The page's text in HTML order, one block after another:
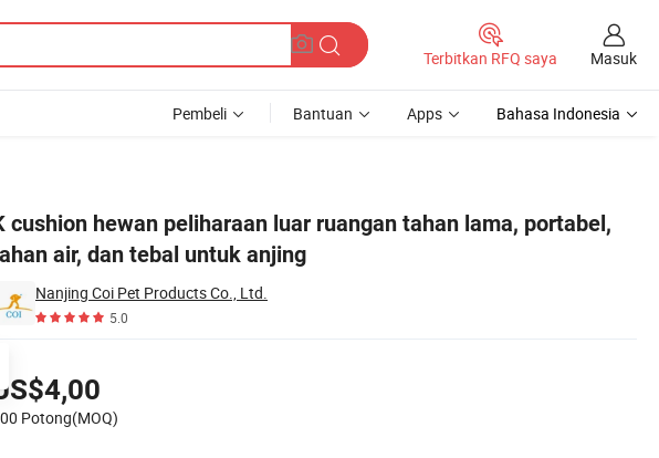
Terbitkan RFQ saya Masuk
Pembeli Bantuan Apps Bahasa Indonesia
cushion hewan peliharaan luar ruangan tahan lama, portabel,
air, dan tebal untuk anjing
Nanjing Coi Pet Products Co., Ltd.
5.0
Potong(MOQ)